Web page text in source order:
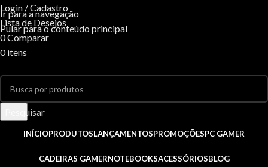
Ir para a navegação
Pular para o conteúdo principal
Login / Cadastro
Lista de Desejos
0Comparar
0itens
Pesquisar
INÍCIOPRODUTOSLANÇAMENTOSPROMOÇÕESPC GAMER
CADEIRAS GAMERNOTEBOOKSACESSÓRIOSBLOG